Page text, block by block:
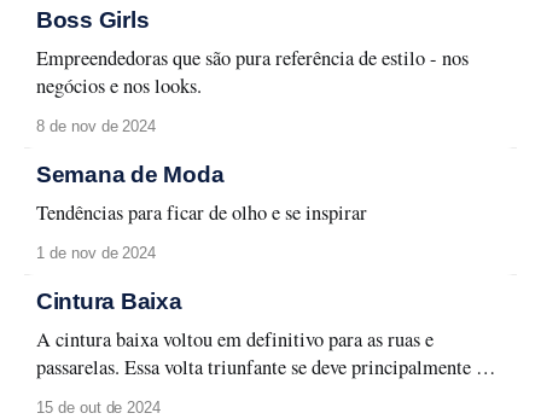
a moda de rua celebra o individualismo, enfatizando
Boss Girls
Empreendedoras que são pura referência de estilo - nos
negócios e nos looks.
8 de nov de 2024
Semana de Moda
Tendências para ficar de olho e se inspirar
1 de nov de 2024
Cintura Baixa
A cintura baixa voltou em definitivo para as ruas e
passarelas. Essa volta triunfante se deve principalmente ao
resgate de tendências nostálgicas como, é claro, as dos anos
15 de out de 2024